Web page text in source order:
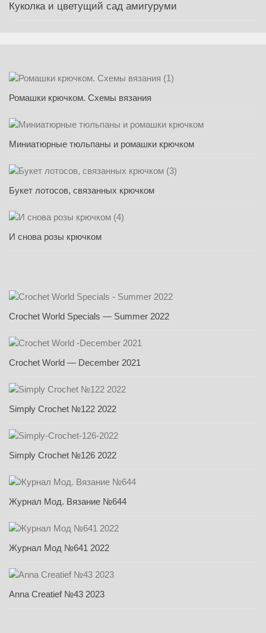
Куколка и цветущий сад амигуруми
Ромашки крючком. Схемы вязания
Миниатюрные тюльпаны и ромашки крючком
Букет лотосов, связанных крючком
И снова розы крючком
Crochet World Specials — Summer 2022
Crochet World — December 2021
Simply Crochet №122 2022
Simply Crochet №126 2022
Журнал Мод. Вязание №644
Журнал Мод №641 2022
Anna Creatief №43 2023